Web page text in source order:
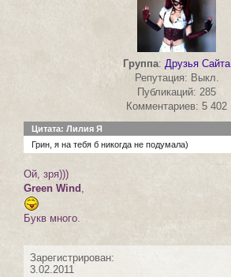
Группа: Друзья Сайта
Репутация: Выкл.
Публикаций: 285
Комментариев: 5 402
Цитата: Лилия Я
Грин, я на тебя б никогда не подумала)
Ой, зря)))
Green Wind ,
Букв много.
Зарегистрирован:
3.02.2011